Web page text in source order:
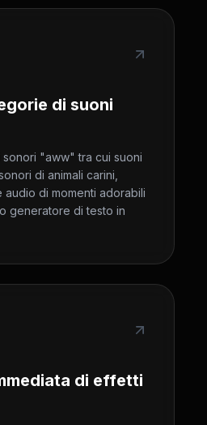
di suoni
"aww" tra cui suoni
di animali carini,
di momenti adorabili
generatore di testo in
di effetti